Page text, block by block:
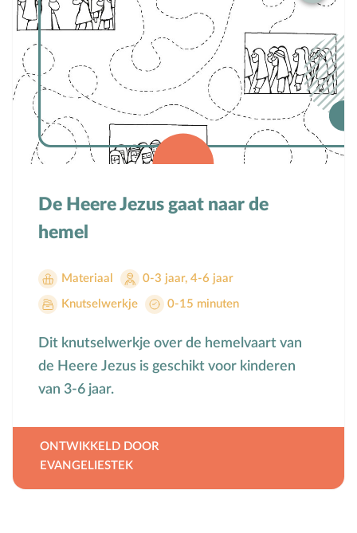
De Heere Jezus gaat naar de
hemel
Materiaal 0-3 jaar,4-6 jaar
Knutselwerkje 0-15 minuten
Dit knutselwerkje over de hemelvaart van
de Heere Jezus is geschikt voor kinderen
van 3-6 jaar.
ONTWIKKELD DOOR
EVANGELIESTEK